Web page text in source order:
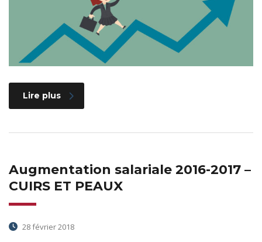
Lire plus
Augmentation salariale 2016-2017 –
CUIRS ET PEAUX
28 février 2018